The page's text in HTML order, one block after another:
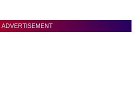
ADVERTISEMENT